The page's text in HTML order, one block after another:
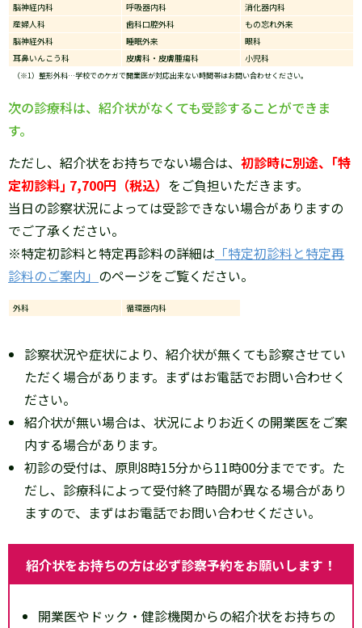
脳神経内科
呼吸器内科
消化器内科
産婦人科
歯科口腔外科
もの忘れ外来
脳神経外科
睡眠外来
眼科
耳鼻いんこう科
皮膚科・皮膚腫瘍科 小児科
（※1）整形外科…学校でのケガで開業医が対応出来ない時間帯はお問い合わせください。
次の診療科は、紹介状がなくても受診することができま
す。
ただし、紹介状をお持ちでない場合は、 初診時に別途、｢特
定初診料｣ 7,700円（税込） をご負担いただきます。
当日の診察状況によっては受診できない場合がありますの
でご了承ください。
※特定初診料と特定再診料の詳細は 「特定初診料と特定再
診料のご案内」 のページをご覧ください。
外科 循環器内科
診察状況や症状により、紹介状が無くても診察させてい
ただく場合があります。まずはお電話でお問い合わせく
ださい。
紹介状が無い場合は、状況によりお近くの開業医をご案
内する場合があります。
初診の受付は、原則8時15分から11時00分までです。た
だし、診療科によって受付終了時間が異なる場合があり
ますので、まずはお電話でお問い合わせください。
紹介状をお持ちの方は必ず診察予約をお願いします！
開業医やドック・健診機関からの紹介状をお持ちの